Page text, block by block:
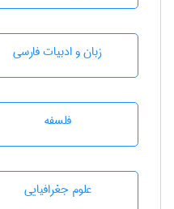
زبان و ادبيات فارسی
فلسفه
علوم جغرافيايی